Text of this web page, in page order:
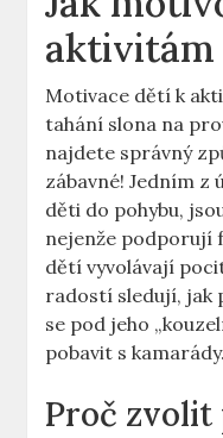
aktivitám
Motivace dětí k
tahání slona na
najdete správný
zábavné! Jedním z
děti do pohybu,
nejenže podporují
dětí vyvolávají
radostí sledují, jak
se pod jeho
pobavit s kamarády.
Proč zvolit